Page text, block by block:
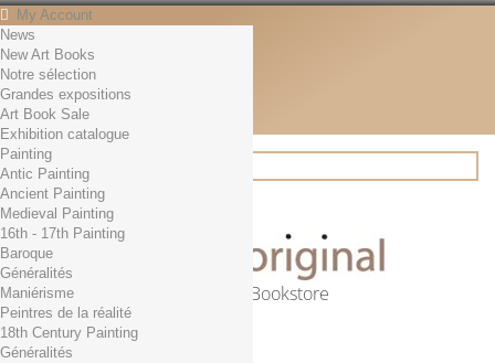
My Account
Contact
English
English
Français
News
Search
Online Art Bookstore
Cart (empty)
No products
News
New Art Books
Notre sélection
Grandes expositions
Art Book Sale
Exhibition catalogue
Painting
Antic Painting
Ancient Painting
Medieval Painting
16th - 17th Painting
Baroque
Généralités
Maniérisme
Peintres de la réalité
18th Century Painting
Généralités